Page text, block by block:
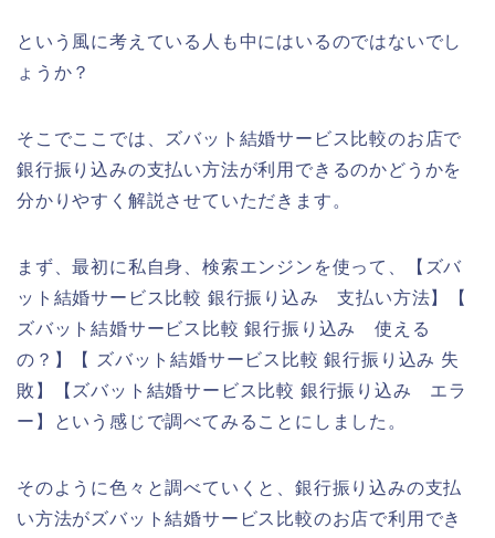
という風に考えている人も中にはいるのではないでし
ょうか？
そこでここでは、ズバット結婚サービス比較のお店で
銀行振り込みの支払い方法が利用できるのかどうかを
分かりやすく解説させていただきます。
まず、最初に私自身、検索エンジンを使って、【ズバ
ット結婚サービス比較 銀行振り込み 支払い方法】【
ズバット結婚サービス比較 銀行振り込み 使える
の？】【 ズバット結婚サービス比較 銀行振り込み 失
敗】【ズバット結婚サービス比較 銀行振り込み エラ
ー】という感じで調べてみることにしました。
そのように色々と調べていくと、銀行振り込みの支払
い方法がズバット結婚サービス比較のお店で利用でき